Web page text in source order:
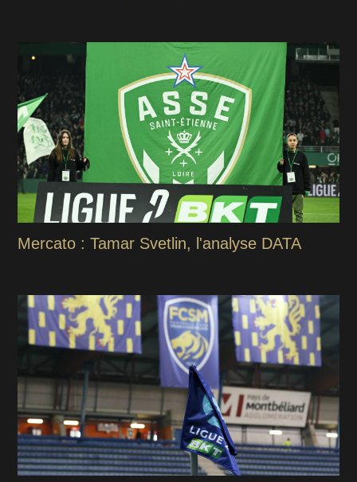
Mercato : Tamar Svetlin, l'analyse DATA